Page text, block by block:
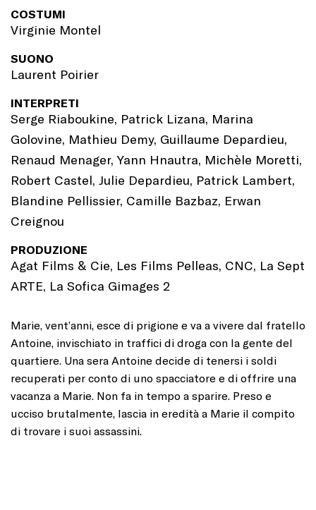
COSTUMI
Virginie Montel
SUONO
Laurent Poirier
INTERPRETI
Serge Riaboukine, Patrick Lizana, Marina
Golovine, Mathieu Demy, Guillaume Depardieu,
Renaud Menager, Yann Hnautra, Michèle Moretti,
Robert Castel, Julie Depardieu, Patrick Lambert,
Blandine Pellissier, Camille Bazbaz, Erwan
Creignou
PRODUZIONE
Agat Films & Cie, Les Films Pelleas, CNC, La Sept
ARTE, La Sofica Gimages 2
Marie, vent’anni, esce di prigione e va a vivere dal fratello
Antoine, invischiato in traffici di droga con la gente del
quartiere. Una sera Antoine decide di tenersi i soldi
recuperati per conto di uno spacciatore e di offrire una
vacanza a Marie. Non fa in tempo a sparire. Preso e
ucciso brutalmente, lascia in eredità a Marie il compito
di trovare i suoi assassini.